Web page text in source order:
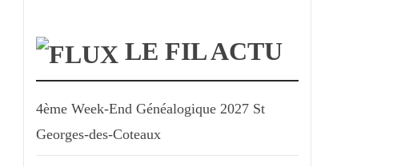
LE FIL ACTU
4ème Week-End Généalogique 2027 St
Georges-des-Coteaux